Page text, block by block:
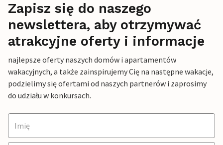
Zapisz się do naszego
newslettera, aby otrzymywać
atrakcyjne oferty i informacje
najlepsze oferty naszych domów i apartamentów
wakacyjnych, a także zainspirujemy Cię na następne wakacje,
podzielimy się ofertami od naszych partnerów i zaprosimy
do udziału w konkursach.